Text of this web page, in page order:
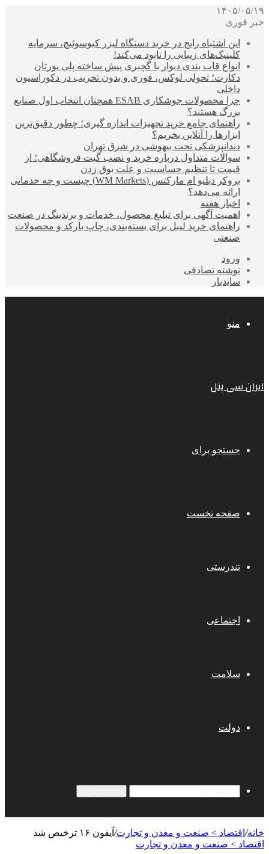
۱۴۰۵/۰۵/۱۹
خبر فوری
این اشتباه رایج در خرید دستگاه لیزر کیوسوئیچ، سرمایه
کلینیک‌های زیبایی را نابود می‌کند!
انواع قاب بندی دیوار با گچبری پیش ساخته پلی یورتان
دکارت؛ تحولی لوکس، فوری و بدون تخریب در دکوراسیون
داخلی
چرا محصولات جوشکاری ESAB همچنان انتخاب اول صنایع
بزرگ هستند؟
راهنمای جامع خرید تجهیزات اندازه گیری؛ چطور دقیق‌ترین
ابزارها را آنلاین بخریم؟
دندانپزشکی تحت بیهوشی در شرق تهران
سوالات متداول درباره خرید و نصب گیت فروشگاهی؛ از
قیمت تا تنظیم حساسیت و علت بوق زدن
بروکر دبلیو ام مارکتس (WM Markets) چیست و چه خدماتی
ارائه می‌دهد؟
اخبار هفته
اهمیت آگهی برای تبلیغ محصول، خدمات و برندینگ در صنعت
راهنمای خرید لیبل برای بسته‌بندی، چاپ بارکد و محصولات
صنعتی
ورود
نوشته تصادفی
سایدبار
منو
ایران سی پنل
جستجو برای
صفحه نخست
تندرستی
اجتماعی
سلامت
دولت
خانه/ اقتصاد > صنعت و معدن و تجارت/ آیفون ۱۶ ترخیص شد
اقتصاد > صنعت و معدن و تجارت